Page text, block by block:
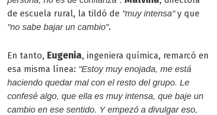
de escuela rural, la tildó de "muy intensa" y que
"no sabe bajar un cambio".
En tanto, Eugenia, ingeniera química, remarcó en
esa misma línea: "Estoy muy enojada, me está
haciendo quedar mal con el resto del grupo. Le
confesé algo, que ella es muy intensa, que baje un
cambio en ese sentido. Y empezó a divulgar eso,